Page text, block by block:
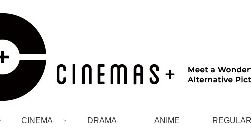
CINEMA DRAMA ANIME REGULAR